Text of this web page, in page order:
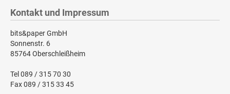
Kontakt und Impressum
bits&paper GmbH
Sonnenstr. 6
85764 Oberschleißheim
Tel 089 / 315 70 30
Fax 089 / 315 33 45